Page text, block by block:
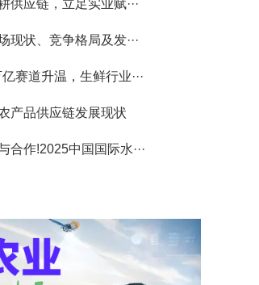
供应链，立足实业赋···
现状、竞争格局及发···
赛道升温，生鲜行业···
产品供应链发展现状
合作!2025中国国际水···